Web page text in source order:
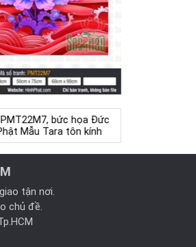
bức họa Đức
Mẫu Tara tôn kính
tận nơi.
chủ đề.